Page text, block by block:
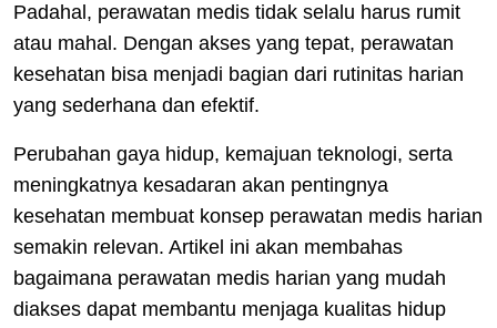
Padahal, perawatan medis tidak selalu harus rumit
atau mahal. Dengan akses yang tepat, perawatan
kesehatan bisa menjadi bagian dari rutinitas harian
yang sederhana dan efektif.
Perubahan gaya hidup, kemajuan teknologi, serta
meningkatnya kesadaran akan pentingnya
kesehatan membuat konsep perawatan medis harian
semakin relevan. Artikel ini akan membahas
bagaimana perawatan medis harian yang mudah
diakses dapat membantu menjaga kualitas hidup